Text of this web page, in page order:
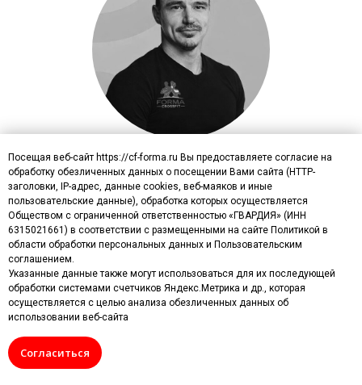
УРАЛ
Тренер групповых и
персональных тренировок
Посещая веб-сайт https://cf-forma.ru Вы предоставляете согласие на
обработку обезличенных данных о посещении Вами сайта (HTTP-
заголовки, IP-адрес, данные cookies, веб-маяков и иные
пользовательские данные), обработка которых осуществляется
Обществом с ограниченной ответственностью «ГВАРДИЯ» (ИНН
6315021661) в соответствии с размещенными на сайте Политикой в
области обработки персональных данных и Пользовательским
соглашением.
Указанные данные также могут использоваться для их последующей
обработки системами счетчиков Яндекс.Метрика и др., которая
осуществляется с целью анализа обезличенных данных об
использовании веб-сайта
Согласиться